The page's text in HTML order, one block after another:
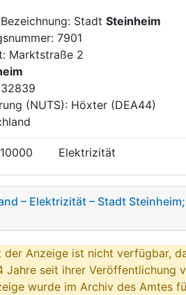
Stadt Steinheim
7901
Marktstraße 2
(NUTS): Höxter (DEA44)
Elektrizität
– Elektrizität – Stadt
der Anzeige ist nicht verfügbar,
Jahre seit ihrer Veröffentlichung
wurde im Archiv des Amtes